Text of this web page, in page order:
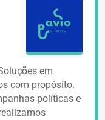
em
com propósito.
políticas e